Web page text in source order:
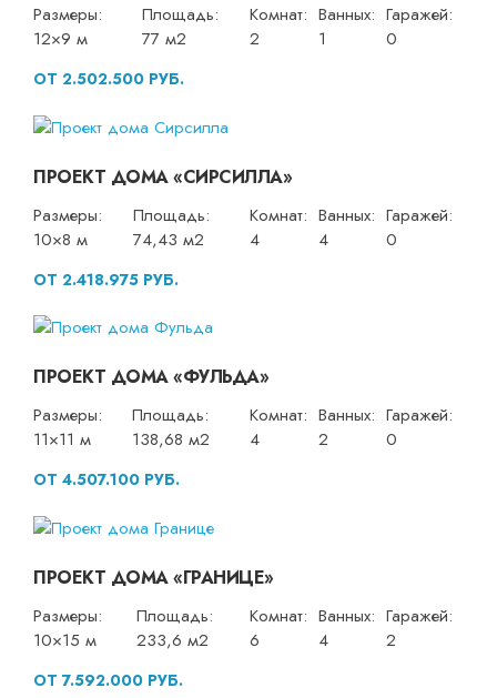
Размеры:
12×9 м
Площадь:
77 м2
Комнат:
2
Ванных:
1
Гаражей:
0
ОТ 2.502.500 РУБ.
ПРОЕКТ ДОМА «СИРСИЛЛА»
Размеры:
10×8 м
Площадь:
74,43 м2
Комнат:
4
Ванных:
4
Гаражей:
0
ОТ 2.418.975 РУБ.
ПРОЕКТ ДОМА «ФУЛЬДА»
Размеры:
11×11 м
Площадь:
138,68 м2
Комнат:
4
Ванных:
2
Гаражей:
0
ОТ 4.507.100 РУБ.
ПРОЕКТ ДОМА «ГРАНИЦЕ»
Размеры:
10×15 м
Площадь:
233,6 м2
Комнат:
6
Ванных:
4
Гаражей:
2
ОТ 7.592.000 РУБ.